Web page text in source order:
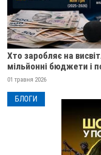
Хто заробляє на
мільйонні бюджети і
01 травня 2026
БЛОГИ